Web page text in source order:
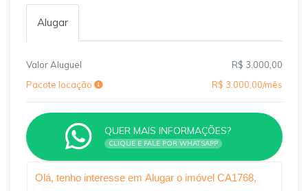
Alugar
Valor Aluguel
R$ 3.000,00
Pacote locação
R$ 3.000,00/mês
QUER MAIS INFORMAÇÕES?
CLIQUE E FALE POR WHATSAPP